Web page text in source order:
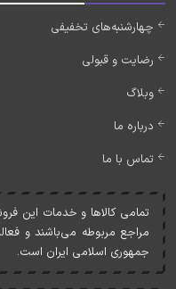
چهارشنبه‌های تخفیفی
رضایت و قبولی
وبلاگ
درباره ما
تماس با ما
تمامی کالاها و خدمات اين
مراجع مربوطه می‌باشند و
جمهوری اسلامی ايران است.